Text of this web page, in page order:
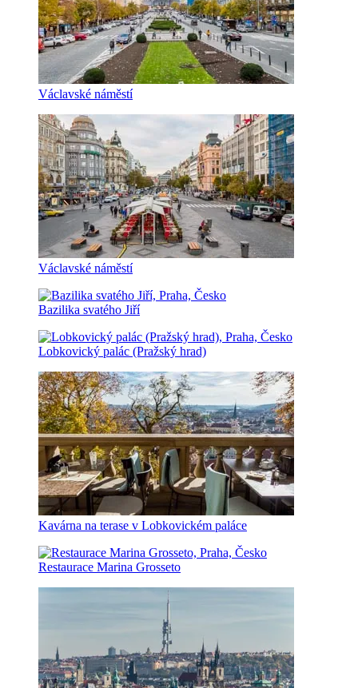
Václavské náměstí
Václavské náměstí
Bazilika svatého Jiří
Lobkovický palác (Pražský hrad)
Kavárna na terase v Lobkovickém paláce
Restaurace Marina Grosseto